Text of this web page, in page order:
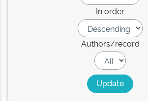
In order
Authors/record